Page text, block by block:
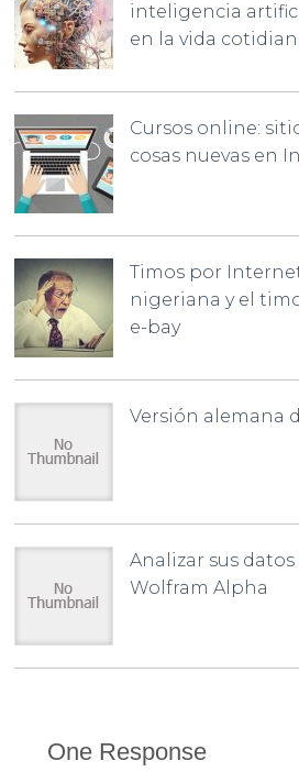
inteligencia
en la vida
Cursos online:
cosas nuevas en
Timos por
nigeriana y el
e-bay
Versión alemana
Analizar sus
Wolfram Alpha
One Response